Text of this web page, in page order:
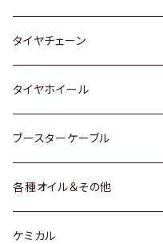
三菱
スバル
レクサス
マツダ
三菱
スバル
いすゞ
ダイハツ
マツダ
三菱
スバル
日産
ダイハツ
スバル
スズキ
日産
ダイハツ
マツダ
スズキ
日産
ダイハツ
マツダ
スバル
トヨタ
マツダ
タイヤチェーン
タイヤホイール
トヨタ
ホンダ
スズキ
ブースターケーブル
各種オイル＆その他
ディーデル洗浄添加剤
ケミカル